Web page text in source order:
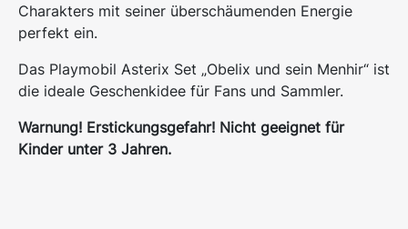
Charakters mit seiner überschäumenden Energie
perfekt ein.
Das Playmobil Asterix Set „Obelix und sein Menhir“ ist
die ideale Geschenkidee für Fans und Sammler.
Warnung! Erstickungsgefahr! Nicht geeignet für
Kinder unter 3 Jahren.